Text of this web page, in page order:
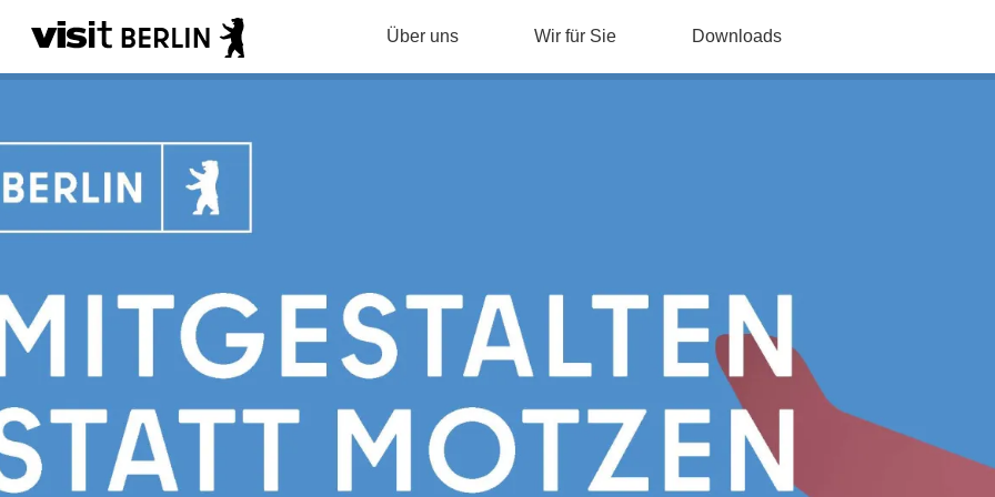
Über uns Wir für Sie Downloads